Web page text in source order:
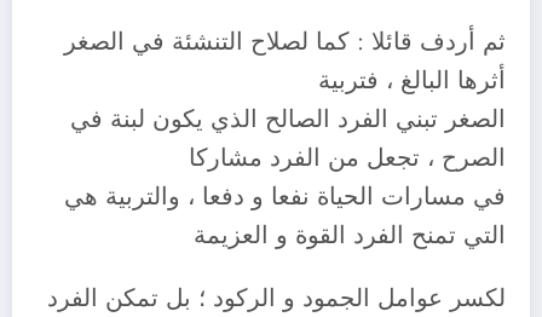
ثم أردف قائلا : كما لصلاح التنشئة في الصغر
أثرها البالغ ، فتربية
الصغر تبني الفرد الصالح الذي يكون لبنة في
الصرح ، تجعل من الفرد مشاركا
في مسارات الحياة نفعا و دفعا ، والتربية هي
التي تمنح الفرد القوة و العزيمة
لكسر عوامل الجمود و الركود ؛ بل تمكن الفرد